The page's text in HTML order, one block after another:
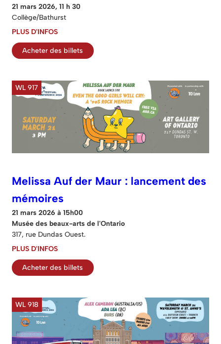
21 mars 2026, 11 h 30
Collège/Bathurst
PLUS D'INFOS
Acheter des billets
WL 917
Melissa Auf der Maur : lancement des
mémoires
21 mars 2026 à 15h00
Musée des beaux-arts de l'Ontario
317, rue Dundas Ouest.
PLUS D'INFOS
Acheter des billets
WL 918